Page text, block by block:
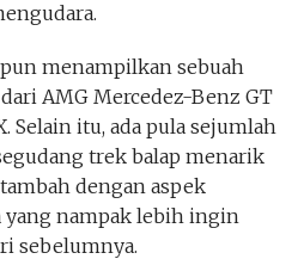
menampilkan sebuah
AMG Mercedez-Benz GT
Selain itu, ada pula sejumlah
trek balap menarik
dengan aspek
nampak lebih ingin
sebelumnya.